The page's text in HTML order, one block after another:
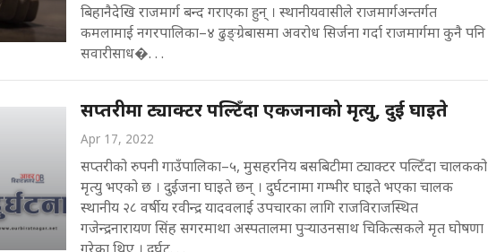
बिहानैदेखि राजमार्ग बन्द गराएका हुन् । स्थानीयवासीले राजमार्गअन्तर्गत
कमलामाई नगरपालिका–४ ढुङ्ग्रेबासमा अवरोध सिर्जना गर्दा राजमार्गमा कुनै पनि
सवारीसाध�. . .
सप्तरीमा ट्याक्टर पल्टिँदा एकजनाको मृत्यु, दुई घाइते
Apr 17, 2022
सप्तरीको रुपनी गाउँपालिका–५, मुसहरनिय बसबिटीमा ट्याक्टर पल्टिँदा चालकको
मृत्यु भएको छ । दुईजना घाइते छन् । दुर्घटनामा गम्भीर घाइते भएका चालक
स्थानीय २८ वर्षीय रवीन्द्र यादवलाई उपचारका लागि राजविराजस्थित
गजेन्द्रनारायण सिंह सगरमाथा अस्पतालमा पुर्‍याउनसाथ चिकित्सकले मृत घोषणा